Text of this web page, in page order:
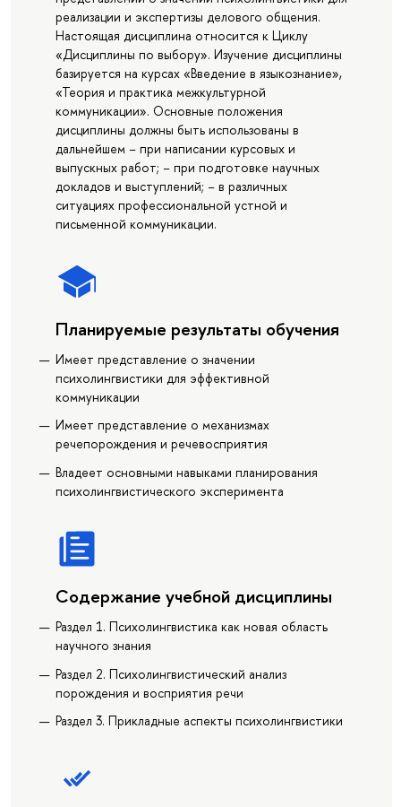
реализации и экспертизы делового общения.
Настоящая дисциплина относится к Циклу
«Дисциплины по выбору». Изучение дисциплины
базируется на курсах «Введение в языкознание»,
«Теория и практика межкультурной
коммуникации». Основные положения
дисциплины должны быть использованы в
дальнейшем − при написании курсовых и
выпускных работ; − при подготовке научных
докладов и выступлений; − в различных
ситуациях профессиональной устной и
письменной коммуникации.
Планируемые результаты обучения
Имеет представление о значении
психолингвистики для эффективной
коммуникации
Имеет представление о механизмах
речепорождения и речевосприятия
Владеет основными навыками планирования
психолингвистического эксперимента
Содержание учебной дисциплины
Раздел 1. Психолингвистика как новая область
научного знания
Раздел 2. Психолингвистический анализ
порождения и восприятия речи
Раздел 3. Прикладные аспекты психолингвистики